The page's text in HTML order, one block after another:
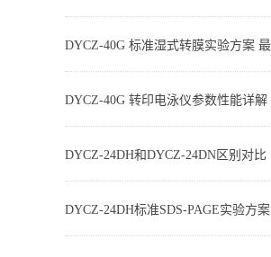
DYCZ-40G 转印电泳仪参数性能详解
DYCZ-24DH和DYCZ-24DN区别对比
DYCZ-24DH标准SDS-PAGE实验方案